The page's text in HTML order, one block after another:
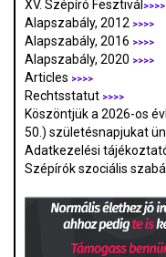
XV. Szépíró Fesztivál >>>>
Alapszabály, 2012 >>>>
Alapszabály, 2016 >>>>
Alapszabály, 2020 >>>>
Articles >>>>
Rechtsstatut >>>>
Köszöntjük a 2026-os
50.) születésnapjukat
Adatkezelési
Szépírók szociális